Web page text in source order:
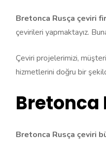
Bretonca Rusça çeviri
çevirileri yapmaktayız.
Çeviri projelerimizi,
hizmetlerini doğru bir
Bretonca
Bretonca Rusça çeviri